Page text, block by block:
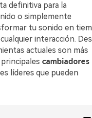
definitiva para la
o simplemente
tu sonido en
interacción.
actuales son más
cambiadores
líderes que pueden